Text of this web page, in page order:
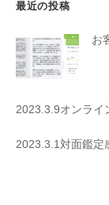
最近の投稿
お
2023.3.9オンライ
2023.3.1対面鑑定